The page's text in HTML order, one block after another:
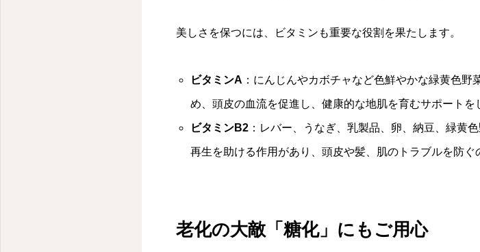
美しさを保つには、ビタミンも重要な役割を果たします。
ビタミンA ：にんじんやカボチャなど色鮮やかな緑黄色
め、頭皮の血流を促進し、健康的な地肌を育むサポートを
ビタミンB2：レバー、うなぎ、乳製品、卵、納豆、緑黄
再生を助ける作用があり、頭皮や髪、肌のトラブルを防ぐ
老化の大敵「糖化」にもご用心